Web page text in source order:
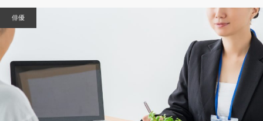
俳優